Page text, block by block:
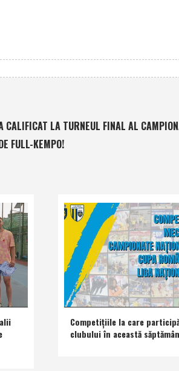
LA TURNEUL FINAL AL
FULL-KEMPO!
Competiţiile la care
clubului în această